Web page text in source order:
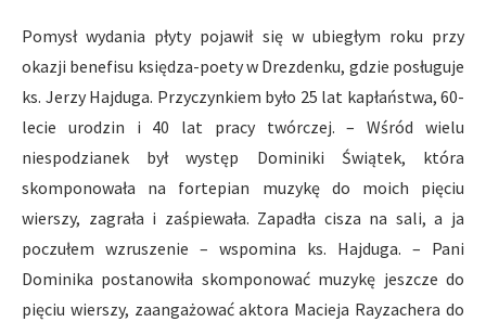
Pomysł wydania płyty pojawił się w ubiegłym roku przy
okazji benefisu księdza-poety w Drezdenku, gdzie posługuje
ks. Jerzy Hajduga. Przyczynkiem było 25 lat kapłaństwa, 60-
lecie urodzin i 40 lat pracy twórczej. – Wśród wielu
niespodzianek był występ Dominiki Świątek, która
skomponowała na fortepian muzykę do moich pięciu
wierszy, zagrała i zaśpiewała. Zapadła cisza na sali, a ja
poczułem wzruszenie – wspomina ks. Hajduga. – Pani
Dominika postanowiła skomponować muzykę jeszcze do
pięciu wierszy, zaangażować aktora Macieja Rayzachera do